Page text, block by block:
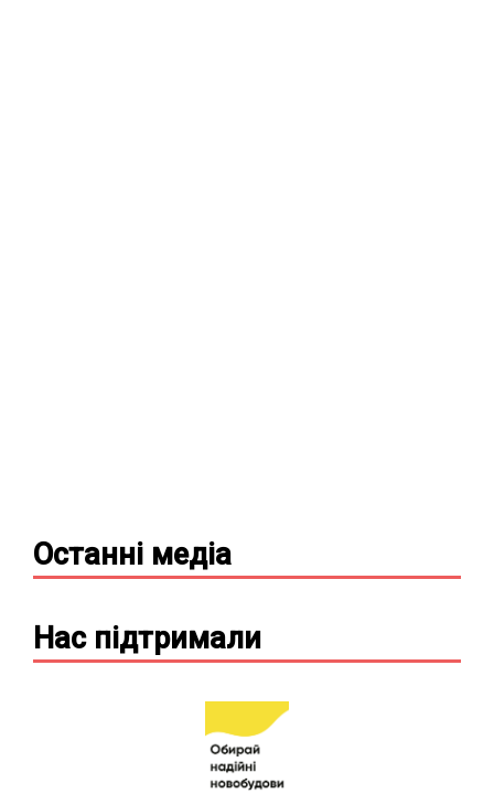
Останні медіа
Нас підтримали